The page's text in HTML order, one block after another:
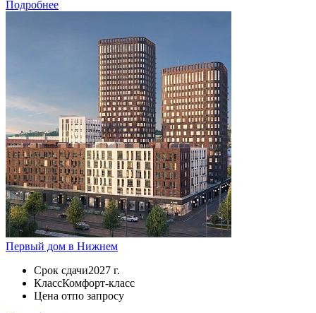
Подробнее
Первый дом в Нижнем
Срок сдачи2027 г.
КлассКомфорт-класс
Цена отпо запросу